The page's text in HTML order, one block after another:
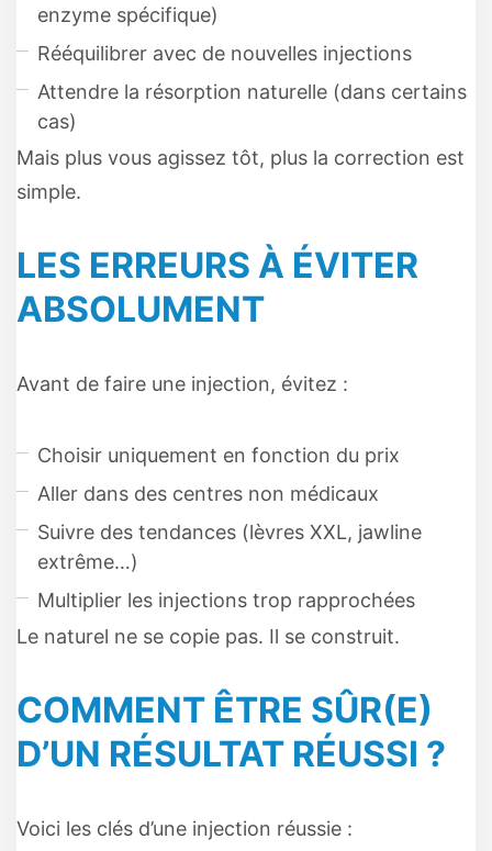
enzyme spécifique)
Rééquilibrer avec de nouvelles injections
Attendre la résorption naturelle (dans certains
cas)
Mais plus vous agissez tôt, plus la correction est
simple.
LES ERREURS À ÉVITER
ABSOLUMENT
Avant de faire une injection, évitez :
Choisir uniquement en fonction du prix
Aller dans des centres non médicaux
Suivre des tendances (lèvres XXL, jawline
extrême…)
Multiplier les injections trop rapprochées
Le naturel ne se copie pas. Il se construit.
COMMENT ÊTRE SÛR(E)
D’UN RÉSULTAT RÉUSSI ?
Voici les clés d’une injection réussie :